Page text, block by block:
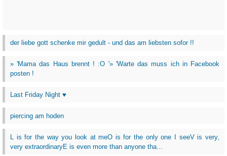
der liebe gott schenke mir gedult - und das am liebsten sofor !!
» 'Mama das Haus brennt ! :O '» 'Warte das muss ich in Facebook
posten !
Last Friday Night ♥
piercing am hoden
L is for the way you look at meO is for the only one I seeV is very,
very extraordinaryE is even more than anyone tha...